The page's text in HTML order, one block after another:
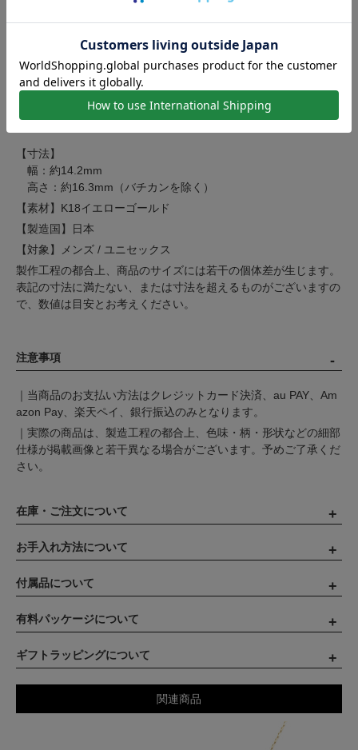
P2306Y8 (Small)の商品ページは
P2301Y8 (Medium)の商品ページは
P2303Y8 (Extra Large)の商品ページはこちら
商品詳細
【寸法】
幅：約14.2mm
高さ：約16.3mm（バチカンを除く）
【素材】K18イエローゴールド
【製造国】日本
【対象】メンズ / ユニセックス
製作工程の都合上、商品のサイズには若干の個体差が生じます。
表記の寸法に満たない、または寸法を超えるものがございますの
で、数値は目安とお考えください。
注意事項
｜当商品のお支払い方法はクレジットカード決済、au PAY、Am
azon Pay、楽天ペイ、銀行振込のみとなります。
｜実際の商品は、製造工程の都合上、色味・柄・形状などの細部
仕様が掲載画像と若干異なる場合がございます。予めご了承くだ
さい。
在庫・ご注文について
お手入れ方法について
付属品について
有料パッケージについて
ギフトラッピングについて
関連商品